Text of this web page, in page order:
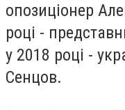
опозиціонер
році -
у 2018 році -
Сенцов.